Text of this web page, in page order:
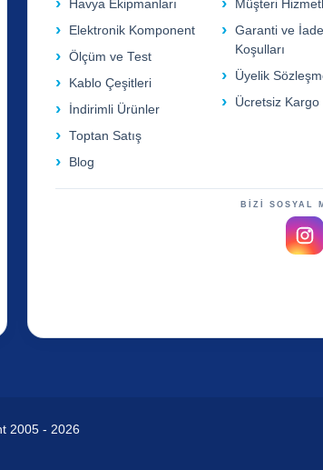
Havya Ekipmanları
Elektronik Komponent
Ölçüm ve Test
Kablo Çeşitleri
İndirimli Ürünler
Toptan Satış
Blog
Müşteri
Garanti ve İade
Koşulları
Üyelik
Ücretsiz Kargo
BİZİ SOSYAL
2005 - 2026